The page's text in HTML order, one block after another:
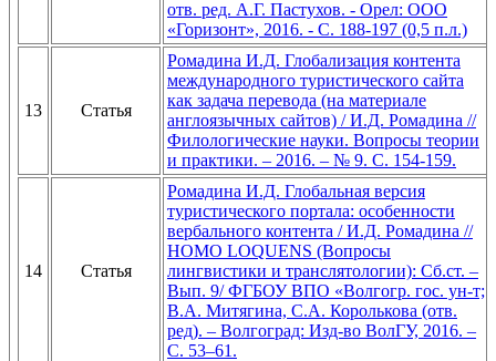
отв. ред. А.Г. Пастухов. - Орел: ООО
«Горизонт», 2016. - С. 188-197 (0,5 п.л.)
13 Статья
Ромадина И.Д. Глобализация контента
международного туристического сайта
как задача перевода (на материале
англоязычных сайтов) / И.Д. Ромадина //
Филологические науки. Вопросы теории
и практики. – 2016. – № 9. С. 154-159.
14 Статья
Ромадина И.Д. Глобальная версия
туристического портала: особенности
вербального контента / И.Д. Ромадина //
HOMO LOQUENS (Вопросы
лингвистики и транслятологии): Сб.ст. –
Вып. 9/ ФГБОУ ВПО «Волгогр. гос. ун-т;
В.А. Митягина, С.А. Королькова (отв.
ред). – Волгоград: Изд-во ВолГУ, 2016. –
С. 53–61.